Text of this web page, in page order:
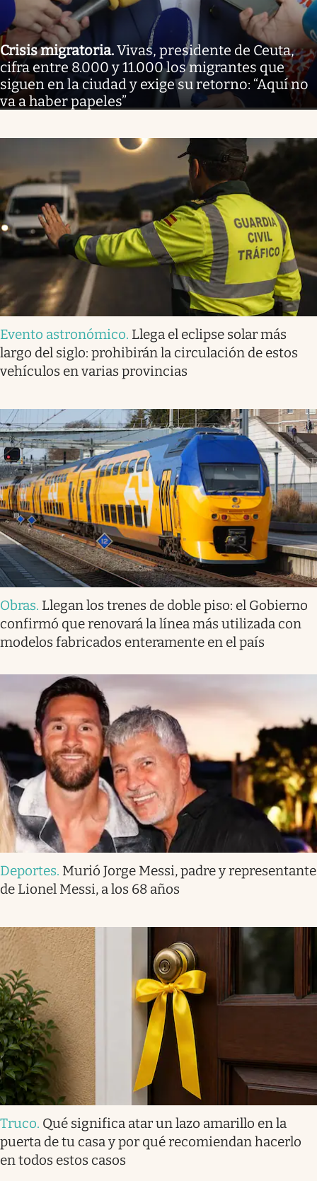
Crisis migratoria.Vivas, presidente de Ceuta,
cifra entre 8.000 y 11.000 los migrantes que
siguen en la ciudad y exige su retorno: “Aquí no
va a haber papeles”
Evento astronómico. Llega el eclipse solar más
largo del siglo: prohibirán la circulación de estos
vehículos en varias provincias
Obras. Llegan los trenes de doble piso: el Gobierno
confirmó que renovará la línea más utilizada con
modelos fabricados enteramente en el país
Deportes. Murió Jorge Messi, padre y representante
de Lionel Messi, a los 68 años
Truco. Qué significa atar un lazo amarillo en la
puerta de tu casa y por qué recomiendan hacerlo
en todos estos casos